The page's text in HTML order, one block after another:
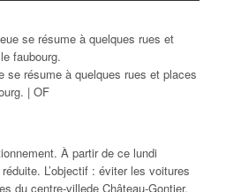
se résume à quelques rues et places
| OF
À partir de ce lundi
L’objectif : éviter les voitures
du centre-villede Château-Gontier.